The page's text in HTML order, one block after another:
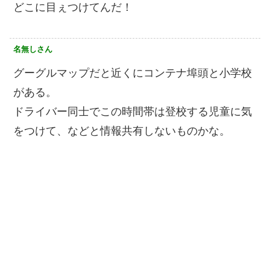
どこに目ぇつけてんだ！
名無しさん
グーグルマップだと近くにコンテナ埠頭と小学校
がある。
ドライバー同士でこの時間帯は登校する児童に気
をつけて、などと情報共有しないものかな。